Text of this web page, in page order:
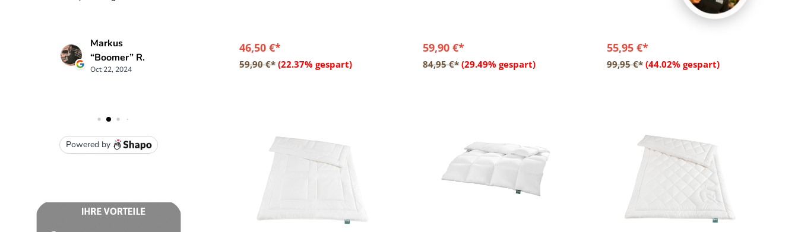
46,50 €*
59,90 €* (22.37% gespart)
In den Warenkorb
59,90 €*
84,95 €* (29.49% gespart)
In den Warenkorb
55,95 €*
99,95 €* (44.02% gespart)